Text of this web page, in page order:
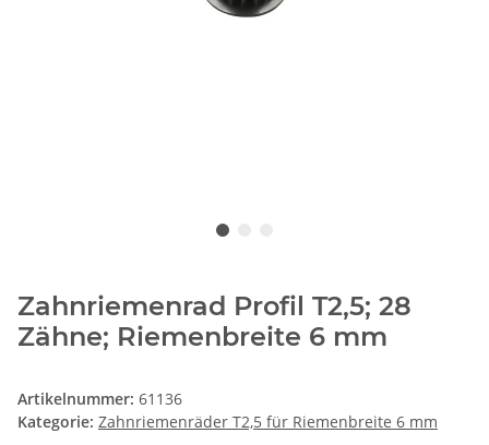
Zahnriemenrad Profil T2,5; 28
Zähne; Riemenbreite 6 mm
Artikelnummer: 61136
Kategorie: Zahnriemenräder T2,5 für Riemenbreite 6 mm